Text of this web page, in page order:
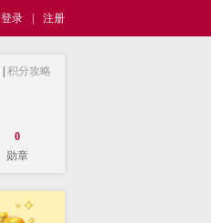
登录 注册
积分攻略
0
勋章